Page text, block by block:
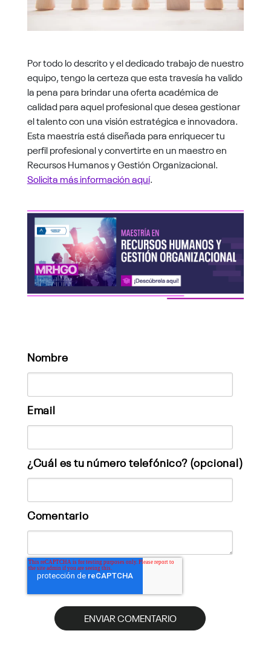
Por todo lo descrito y el dedicado trabajo de nuestro
equipo, tengo la certeza que esta travesía ha valido
la pena para brindar una oferta académica de
calidad para aquel profesional que desea gestionar
el talento con una visión estratégica e innovadora.
Esta maestría está diseñada para enriquecer tu
perfil profesional y convertirte en un maestro en
Recursos Humanos y Gestión Organizacional.
Solicita más información aquí.
Nombre
Email
¿Cuál es tu número telefónico? (opcional)
Comentario